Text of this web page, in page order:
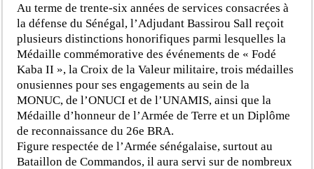
Au terme de trente-six années de services consacrées à
la défense du Sénégal, l’Adjudant Bassirou Sall reçoit
plusieurs distinctions honorifiques parmi lesquelles la
Médaille commémorative des événements de « Fodé
Kaba II », la Croix de la Valeur militaire, trois médailles
onusiennes pour ses engagements au sein de la
MONUC, de l’ONUCI et de l’UNAMIS, ainsi que la
Médaille d’honneur de l’Armée de Terre et un Diplôme
de reconnaissance du 26e BRA.
Figure respectée de l’Armée sénégalaise, surtout au
Bataillon de Commandos, il aura servi sur de nombreux